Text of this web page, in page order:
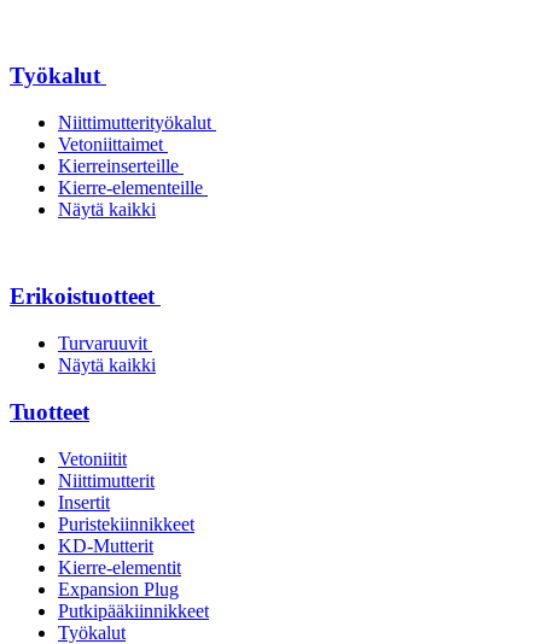
Työkalut
Niittimutterityökalut
Vetoniittaimet
Kierreinserteille
Kierre-elementeille
Näytä kaikki
Erikoistuotteet
Turvaruuvit
Näytä kaikki
Tuotteet
Vetoniitit
Niittimutterit
Insertit
Puristekiinnikkeet
KD-Mutterit
Kierre-elementit
Expansion Plug
Putkipääkiinnikkeet
Työkalut